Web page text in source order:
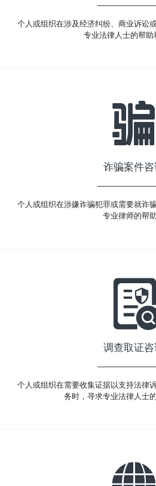
个人或组织在涉及经济纠纷、商业诉讼
专业法律人士的帮助
诈骗案件
个人或组织在涉嫌诈骗犯罪或需要就诈
专业律师的帮助
调查取证
个人或组织在需要收集证据以支持法律
务时，寻求专业法律人士